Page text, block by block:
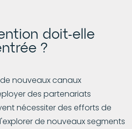
doit-elle
?
nouveaux canaux
des partenariats
nécessiter des efforts de
de nouveaux segments